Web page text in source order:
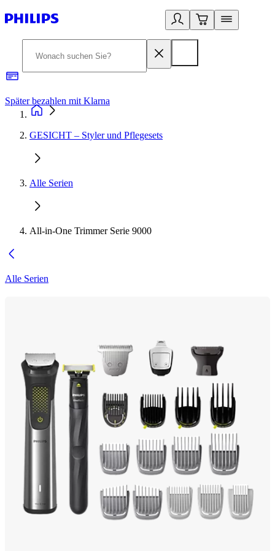
Später bezahlen mit Klarna
GESICHT – Styler und Pflegesets
Alle Serien
All-in-One Trimmer Serie 9000
Alle Serien